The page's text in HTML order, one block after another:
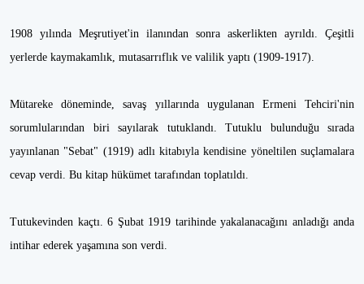
1908 yılında Meşrutiyet'in ilanından sonra askerlikten ayrıldı. Çeşitli
yerlerde kaymakamlık, mutasarrıflık ve valilik yaptı (1909-1917).
Mütareke döneminde, savaş yıllarında uygulanan Ermeni Tehciri'nin
sorumlularından biri sayılarak tutuklandı. Tutuklu bulunduğu sırada
yayınlanan "Sebat" (1919) adlı kitabıyla kendisine yöneltilen suçlamalara
cevap verdi. Bu kitap hükümet tarafından toplatıldı.
Tutukevinden kaçtı. 6 Şubat 1919 tarihinde yakalanacağını anladığı anda
intihar ederek yaşamına son verdi.